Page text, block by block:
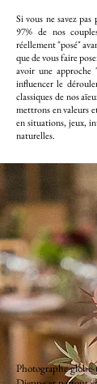
Si vous ne savez
97% de nos
réellement "posé"
que de vous faire
avoir une approche
influencer le
classiques de nos
mettrons en valeurs
en situations, jeux,
naturelles.
Photographe